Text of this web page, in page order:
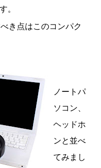
。
き点はこのコンパク
ノートパ
ソコン、
ヘッドホ
ンと並べ
てみまし